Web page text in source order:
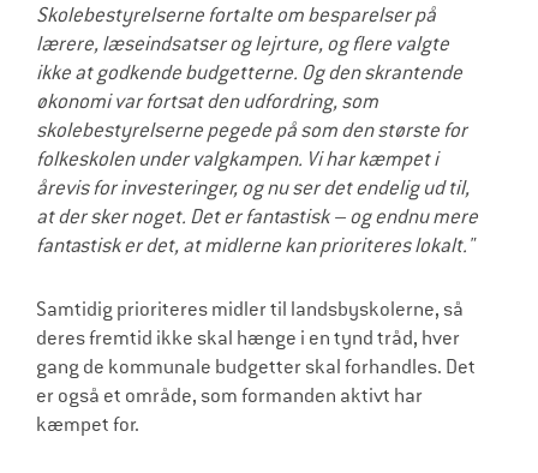
Skolebestyrelserne fortalte om besparelser på
lærere, læseindsatser og lejrture, og flere valgte
ikke at godkende budgetterne. Og den skrantende
økonomi var fortsat den udfordring, som
skolebestyrelserne pegede på som den største for
folkeskolen under valgkampen. Vi har kæmpet i
årevis for investeringer, og nu ser det endelig ud til,
at der sker noget. Det er fantastisk – og endnu mere
fantastisk er det, at midlerne kan prioriteres lokalt."
Samtidig prioriteres midler til landsbyskolerne, så
deres fremtid ikke skal hænge i en tynd tråd, hver
gang de kommunale budgetter skal forhandles. Det
er også et område, som formanden aktivt har
kæmpet for.